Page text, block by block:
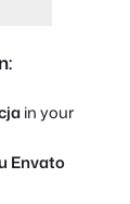
in your
Envato